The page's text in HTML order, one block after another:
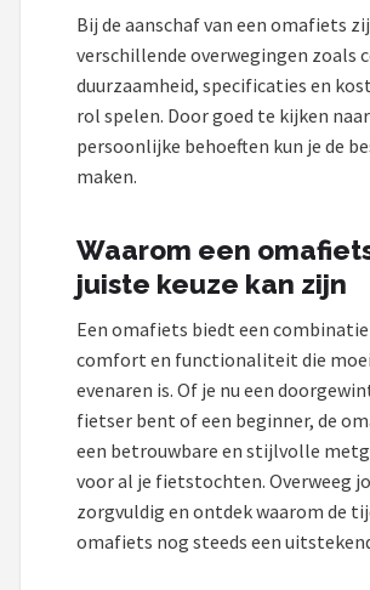
Bij de aanschaf van een omafiets
verschillende overwegingen zoals
duurzaamheid, specificaties en
rol spelen. Door goed te kijken
persoonlijke behoeften kun je de
maken.
Waarom een
juiste keuze kan zijn
Een omafiets biedt een
comfort en functionaliteit die
evenaren is. Of je nu een
fietser bent of een beginner, de
een betrouwbare en stijlvolle
voor al je fietstochten. Overweeg
zorgvuldig en ontdek waarom de
omafiets nog steeds een